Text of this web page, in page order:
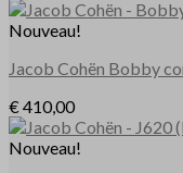
Nouveau!
Jacob Cohën Bobby
€410,00
Nouveau!